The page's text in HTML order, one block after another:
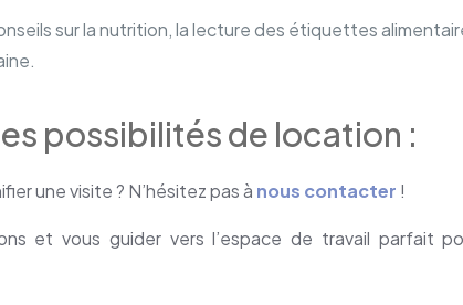
sur la nutrition, la lecture des étiquettes
possibilités de location :
une visite ? N’hésitez pas à nous contacter !
et vous guider vers l’espace de travail parfait